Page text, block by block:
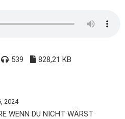
539 828,21 KB
2024
WENN DU NICHT WÄRST